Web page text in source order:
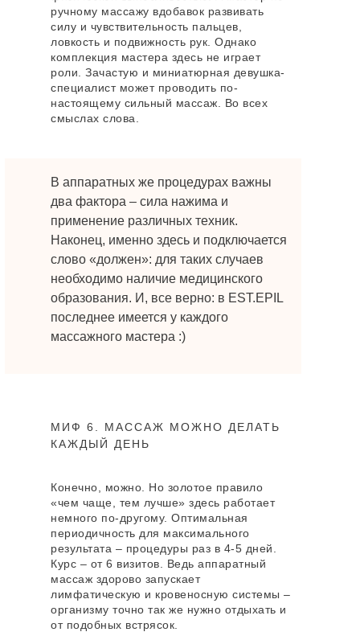
МИФ 6. МАССАЖ МОЖНО ДЕЛАТЬ
КАЖДЫЙ ДЕНЬ
ручному массажу вдобавок развивать
силу и чувствительность пальцев,
ловкость и подвижность рук. Однако
комплекция мастера здесь не играет
роли. Зачастую и миниатюрная девушка-
специалист может проводить по-
настоящему сильный массаж. Во всех
смыслах слова.
В аппаратных же процедурах важны
два фактора – сила нажима и
применение различных техник.
Наконец, именно здесь и подключается
слово «должен»: для таких случаев
необходимо наличие медицинского
образования. И, все верно: в EST.EPIL
последнее имеется у каждого
массажного мастера :)
Конечно, можно. Но золотое правило
«чем чаще, тем лучше» здесь работает
немного по-другому. Оптимальная
периодичность для максимального
результата – процедуры раз в 4-5 дней.
Курс – от 6 визитов. Ведь аппаратный
массаж здорово запускает
лимфатическую и кровеносную системы –
организму точно так же нужно отдыхать и
от подобных встрясок.